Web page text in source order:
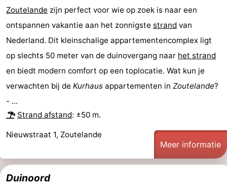
Schouwen
Natuur
-
Natuur
Mantelingen
-
Westkapelle
-
Natuur
Walcherse
bos
-
Dishoek
-
Vlissingen
-
Zoutelande zijn perfect voor wie op zoek is naar een
ontspannen vakantie aan het zonnigste strand van
Nederland. Dit kleinschalige appartementencomplex ligt
op slechts 50 meter van de duinovergang naar het strand
en biedt modern comfort op een toplocatie. Wat kun je
verwachten bij de Kurhaus appartementen in Zoutelande?
- ...
Strand afstand: ±50 m.
Nieuwstraat 1, Zoutelande
Meer informatie
Duinoord